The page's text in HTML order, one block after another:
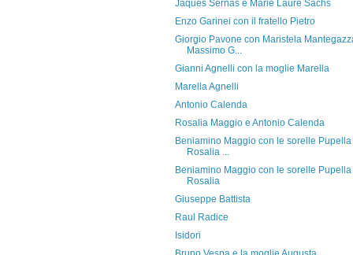
Jaques Sernas e Marie Laure Sachs
Enzo Garinei con il fratello Pietro
Giorgio Pavone con Maristela
Massimo G...
Gianni Agnelli con la moglie Marella
Marella Agnelli
Antonio Calenda
Rosalia Maggio e Antonio Calenda
Beniamino Maggio con le sorelle Pupella
Rosalia ...
Beniamino Maggio con le sorelle Pupella
Rosalia
Giuseppe Battista
Raul Radice
Isidori